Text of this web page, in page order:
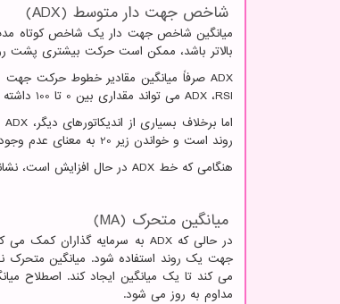
شاخص جهت دار متوسط ​​(ADX
)
میانگین شاخص جهت دار یک شاخص کوتاه
بالاتر باشد، ممکن است حرکت بیشتری پشت
ADX صرفاً میانگین مقادیر خطوط حرکت
RSI، ADX می تواند مقداری بین 0 تا 100 داشته باشد.
اما برخلاف بسیاری از اندیکاتورهای دیگر، ADXبه
روند است و خواندن زیر 20 به معنای عدم وجود روند است. بین 20 و 25 خنثی یا بدون روند در نظر گرفته می شود.
هنگامی که خط ADX در حال افزایش است،
میانگین متحرک (MA
)
در حالی کهADX به سرمایه گذاران کمک می
جهت یک روند استفاده شود. میانگین متحرک
می کند تا یک میانگین ایجاد کند. اصطلاح
مداوم به روز می شود.